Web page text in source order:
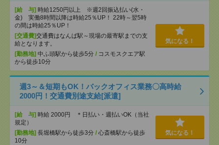
[給 与] 時給1250円以上 ※週2回振込払い(水・
金) 実働8時間以降は時給25％UP！ 22時～翌5時
の間は時給25％UP！
[交通費]交通費はなんば駅～現場の最寄駅までの支
給となります。
[勤務地] 中ふ頭駅から徒歩5分 / コスモスクエア駅
から徒歩10分
気になる！
週3～＆短期もOK！バックオフィス業務〇高時給
2000円！交通費別途支給[派遣]
[給 与] 時給 2000円 ＊日払い・週払いOK（当社
規定）
[勤務地] 長堀橋駅から徒歩3分 / 心斎橋駅から徒歩
10分
気になる！